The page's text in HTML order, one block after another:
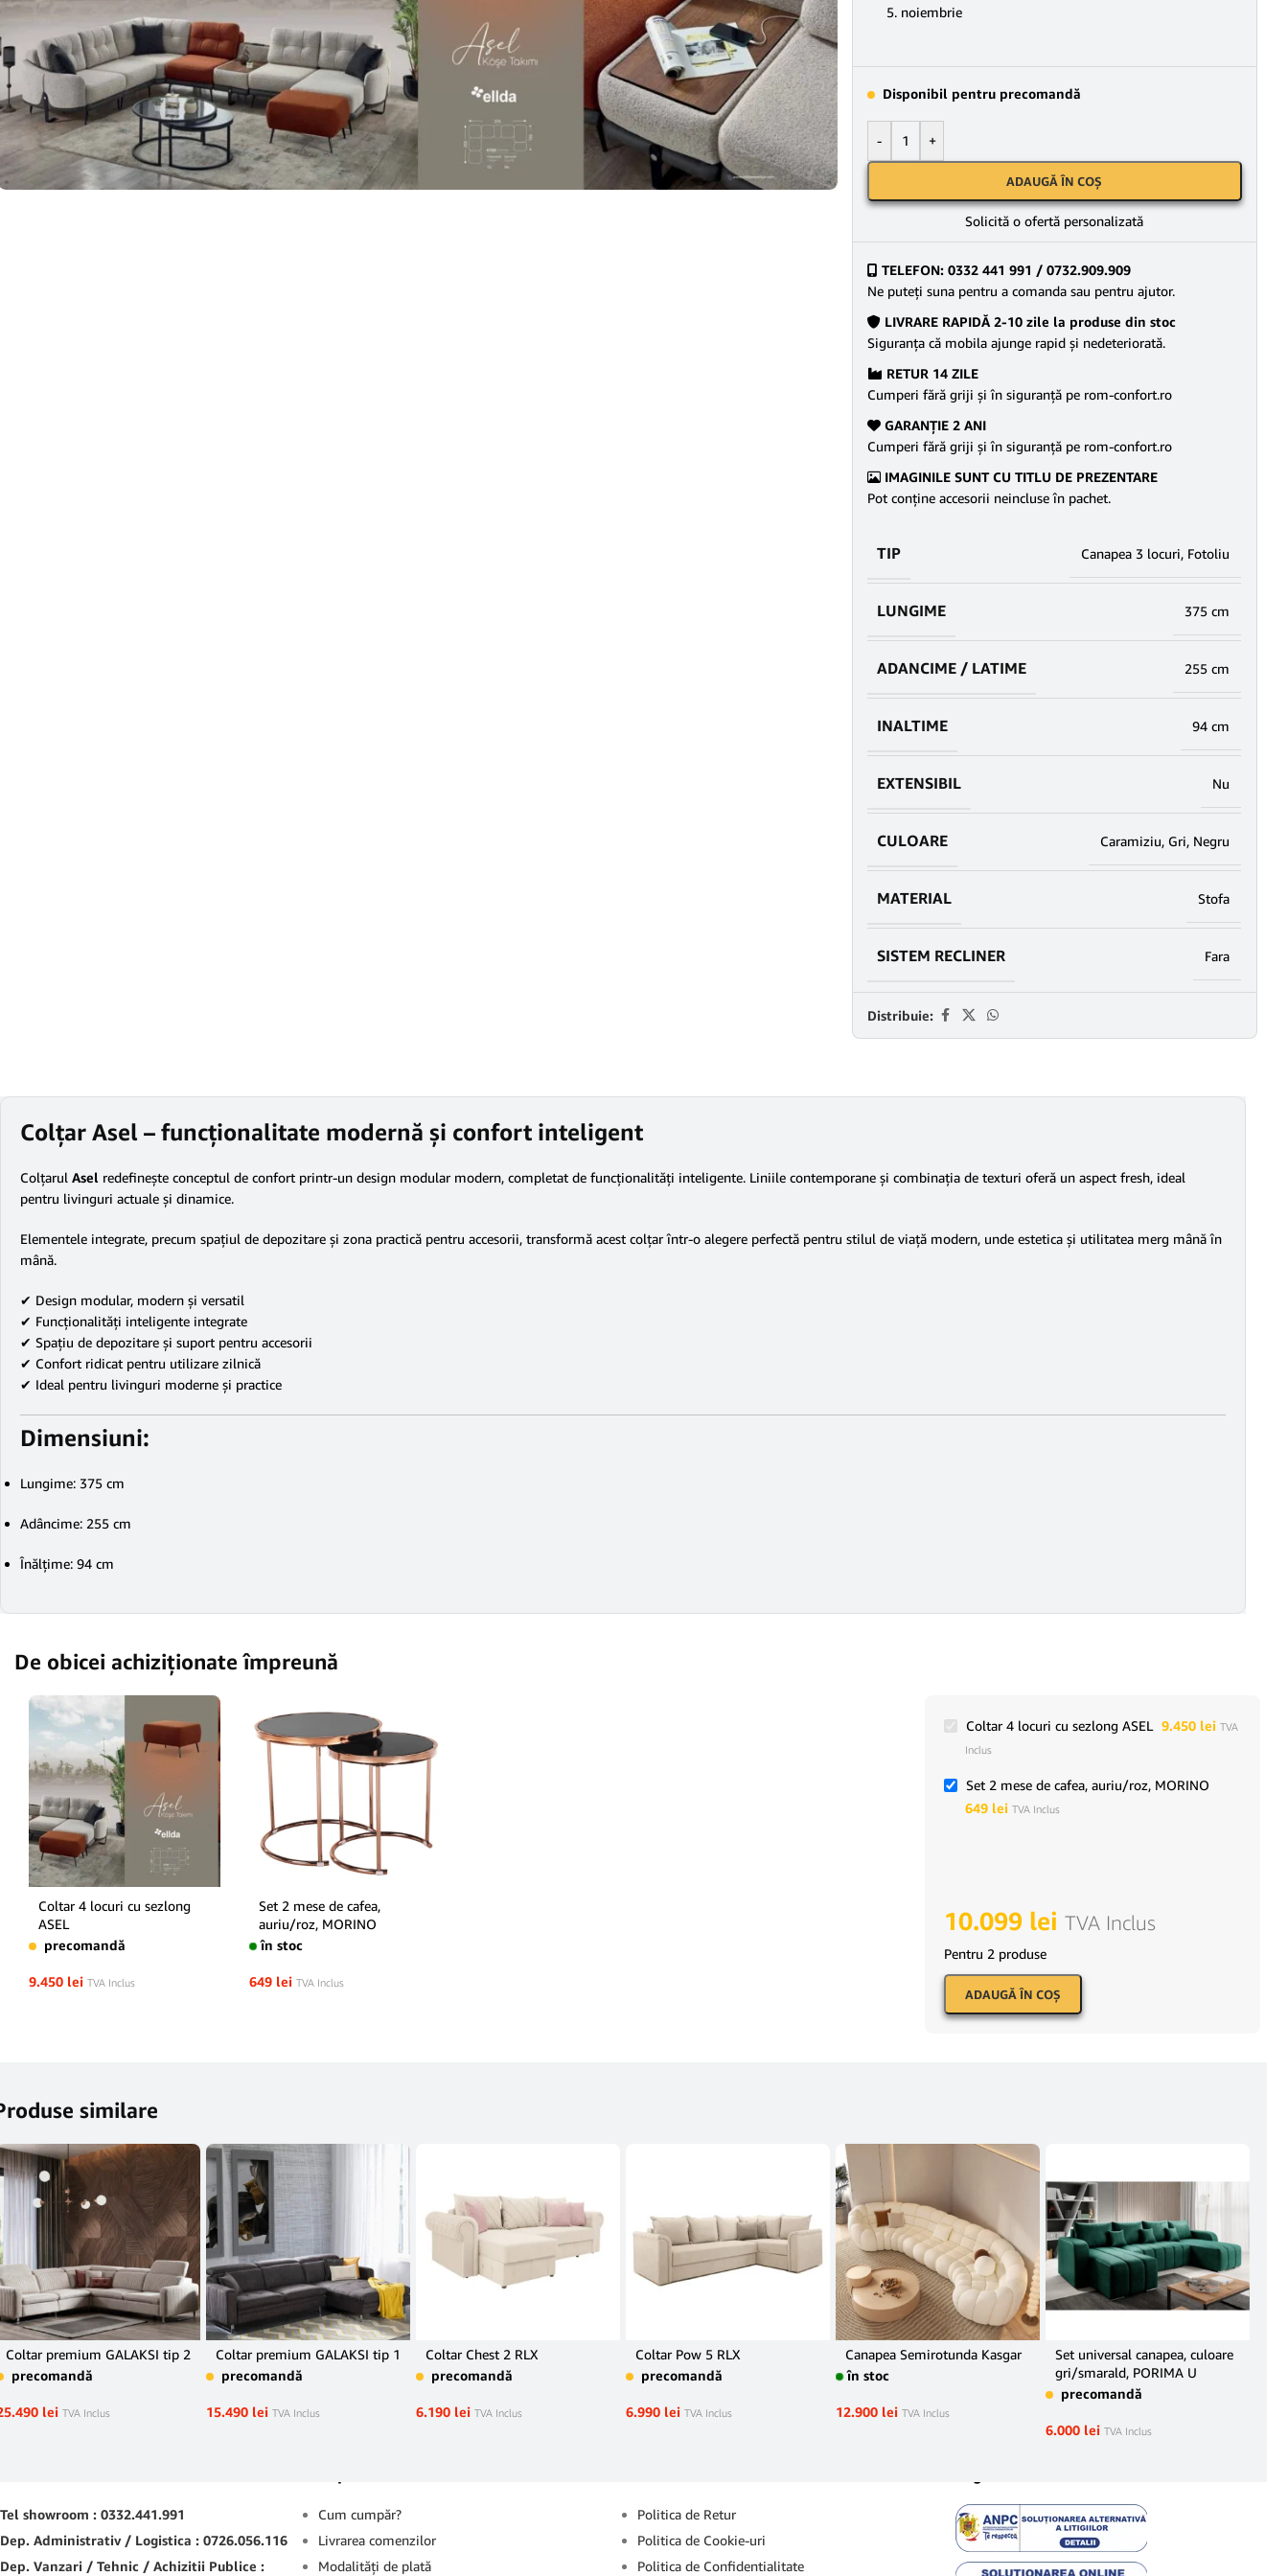
5. noiembrie
Disponibil pentru precomandă
- +
ADAUGĂ ÎN COȘ
Solicită o ofertă personalizată
TELEFON: 0332 441 991 / 0732.909.909
Ne puteţi suna pentru a comanda sau pentru ajutor.
LIVRARE RAPIDĂ 2-10 zile la produse din stoc
Siguranţa că mobila ajunge rapid şi nedeteriorată.
RETUR 14 ZILE
Cumperi fără griji şi în siguranţă pe rom-confort.ro
GARANŢIE 2 ANI
Cumperi fără griji şi în siguranţă pe rom-confort.ro
IMAGINILE SUNT CU TITLU DE PREZENTARE
Pot conține accesorii neincluse în pachet.
TIP Canapea 3 locuri, Fotoliu
LUNGIME 375 cm
ADANCIME / LATIME 255 cm
INALTIME 94 cm
EXTENSIBIL Nu
CULOARE Caramiziu, Gri, Negru
MATERIAL Stofa
SISTEM RECLINER Fara
Distribuie:
Colțar Asel – funcționalitate modernă și confort inteligent
Colțarul Asel redefinește conceptul de confort printr-un design modular modern, completat de funcționalități inteligente. Liniile contemporane și combinația de texturi oferă un aspect fresh, ideal
pentru livinguri actuale și dinamice.
Elementele integrate, precum spațiul de depozitare și zona practică pentru accesorii, transformă acest colțar într-o alegere perfectă pentru stilul de viață modern, unde estetica și utilitatea merg mână în
mână.
✔ Design modular, modern și versatil
✔ Funcționalități inteligente integrate
✔ Spațiu de depozitare și suport pentru accesorii
✔ Confort ridicat pentru utilizare zilnică
✔ Ideal pentru livinguri moderne și practice
Dimensiuni:
Lungime: 375 cm
Adâncime: 255 cm
Înălțime: 94 cm
De obicei achiziționate împreună
Coltar 4 locuri cu sezlong
ASEL
precomandă
9.450 lei TVA Inclus
Set 2 mese de cafea,
auriu/roz, MORINO
în stoc
649 lei TVA Inclus
Coltar 4 locuri cu sezlong ASEL 9.450 lei TVA
Inclus
Set 2 mese de cafea, auriu/roz, MORINO
649 lei TVA Inclus
10.099 lei TVA Inclus
Pentru 2 produse
ADAUGĂ ÎN COŞ
similare
Coltar premium GALAKSI tip 2
precomandă
lei TVA Inclus
Coltar premium GALAKSI tip 1
precomandă
15.490 lei TVA Inclus
Coltar Chest 2 RLX
precomandă
6.190 lei TVA Inclus
Coltar Pow 5 RLX
precomandă
6.990 lei TVA Inclus
Canapea Semirotunda Kasgar
în stoc
12.900 lei TVA Inclus
Set universal canapea, culoare
gri/smarald, PORIMA U
precomandă
6.000 lei TVA Inclus
Tel showroom : 0332.441.991
Dep. Administrativ / Logistica : 0726.056.116
Dep. Vanzari / Tehnic / Achizitii Publice :
Cum cumpăr?
Livrarea comenzilor
Modalităţi de plată
Politica de Retur
Politica de Cookie-uri
Politica de Confidentialitate